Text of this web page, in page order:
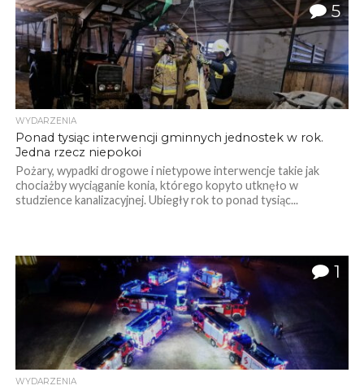
5
WYDARZENIA
Ponad tysiąc interwencji gminnych jednostek w rok.
Jedna rzecz niepokoi
Pożary, wypadki drogowe i nietypowe interwencje takie jak
chociażby wyciąganie konia, którego kopyto utknęło w
studzience kanalizacyjnej. Ubiegły rok to ponad tysiąc...
1
WYDARZENIA